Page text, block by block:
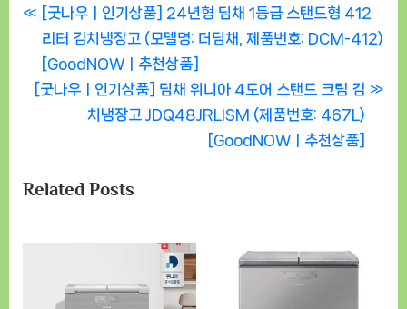
글
탐
색
P
r
e
v
s
P
o
[굿나우ㅣ인기상품] 24년형 딤채 1등급 스탠드형 412
리터 김치냉장고 (모델명: 더딤채, 제품번호: DCM-412)
[GoodNOWㅣ추천상품]
N
P
o
s
[굿나우ㅣ인기상품] 딤채 위니아 4도어 스탠드 크림 김
치냉장고 JDQ48JRLISM (제품번호: 467L)
[GoodNOWㅣ추천상품]
Related Posts